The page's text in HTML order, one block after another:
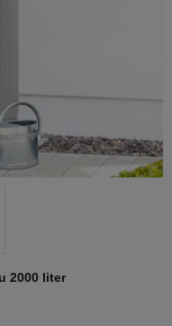
2000 liter